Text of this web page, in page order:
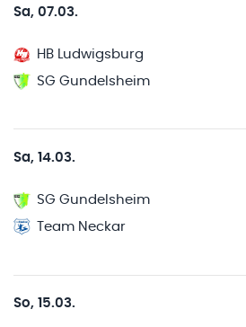
Sa, 07.03.
HB Ludwigsburg
SG Gundelsheim
Sa, 14.03.
SG Gundelsheim
Team Neckar
So, 15.03.